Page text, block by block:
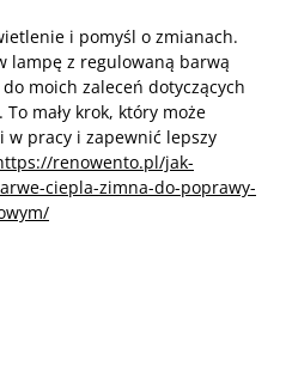
i pomyśl o zmianach.
lampę z regulowaną barwą
moich zaleceń dotyczących
mały krok, który może
w pracy i zapewnić lepszy
renowento.pl/jak-
ciepla-zimna-do-poprawy-